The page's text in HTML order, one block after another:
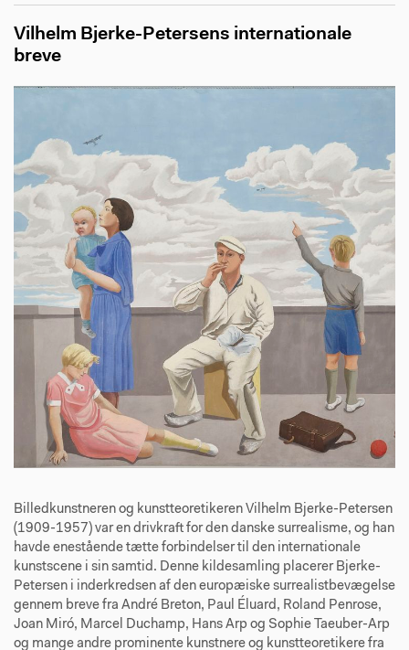
Vilhelm Bjerke-Petersens internationale
breve
Billedkunstneren og kunstteoretikeren Vilhelm Bjerke-Petersen
(1909-1957) var en drivkraft for den danske surrealisme, og han
havde enestående tætte forbindelser til den internationale
kunstscene i sin samtid. Denne kildesamling placerer Bjerke-
Petersen i inderkredsen af den europæiske surrealistbevægelse
gennem breve fra André Breton, Paul Éluard, Roland Penrose,
Joan Miró, Marcel Duchamp, Hans Arp og Sophie Taeuber-Arp
og mange andre prominente kunstnere og kunstteoretikere fra